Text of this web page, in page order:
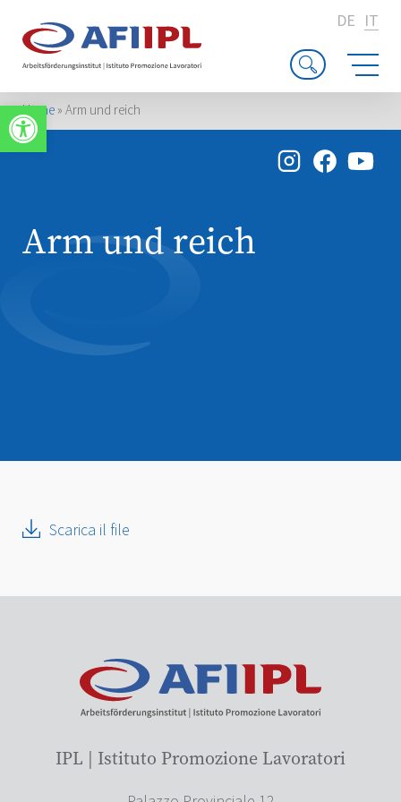
Apri la barra degli strumenti
DE IT
Home»Arm und reich
Arm und reich
Scarica il file
IPL | Istituto Promozione Lavoratori